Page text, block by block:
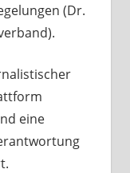
(Dr.
eine